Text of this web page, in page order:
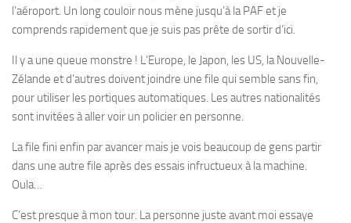
l’aéroport. Un long couloir nous mène jusqu’à la PAF et je
comprends rapidement que je suis pas prête de sortir d’ici.
Il y a une queue monstre ! L’Europe, le Japon, les US, la Nouvelle-
Zélande et d’autres doivent joindre une file qui semble sans fin,
pour utiliser les portiques automatiques. Les autres nationalités
sont invitées à aller voir un policier en personne.
La file fini enfin par avancer mais je vois beaucoup de gens partir
dans une autre file après des essais infructueux à la machine.
Oula…
C’est presque à mon tour. La personne juste avant moi essaye